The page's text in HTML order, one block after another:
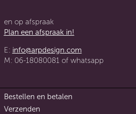
en op afspraak
Plan een afspraak in!
E: info@arpdesign.com
M: 06-18080081 of whatsapp
Bestellen en betalen
Verzenden